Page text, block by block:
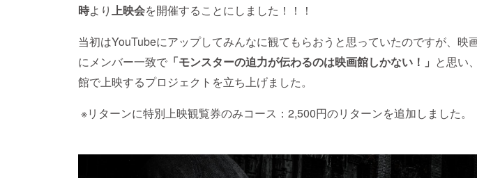
時より上映会を開催することにしました！！！
当初はYouTubeにアップしてみんなに観てもらおうと思っていたのですが、映
にメンバー一致で 「モンスターの迫力が伝わるのは映画館しかない！」 と思い
館で上映するプロジェクトを立ち上げました。
※リターンに特別上映観覧券のみコース：2,500円のリターンを追加しました。